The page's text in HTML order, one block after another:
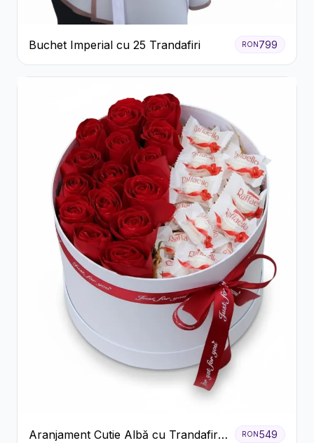
Buchet Imperial cu 25 Trandafiri RON799
Aranjament Cutie Albă cu Trandafiri
RON549